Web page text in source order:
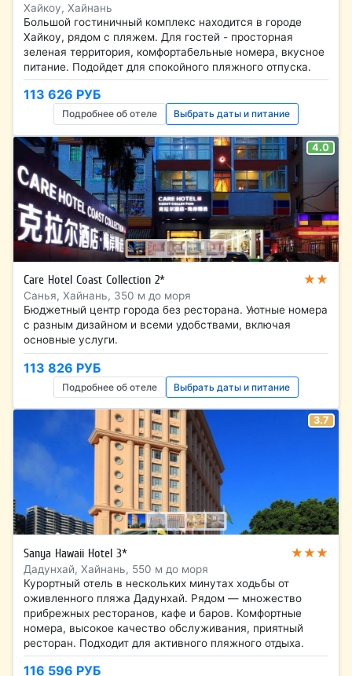
Хайкоу, Хайнань
Большой гостиничный комплекс находится в городе
Хайкоу, рядом с пляжем. Для гостей - просторная
зеленая территория, комфортабельные номера, вкусное
питание. Подойдет для спокойного пляжного отпуска.
113 626 РУБ
Подробнее об отеле Выбрать даты и питание
4.0
Care Hotel Coast Collection 2* ★★
Санья, Хайнань, 350 м до моря
Бюджетный центр города без ресторана. Уютные номера
с разным дизайном и всеми удобствами, включая
основные услуги.
113 826 РУБ
Подробнее об отеле Выбрать даты и питание
3.7
Sanya Hawaii Hotel 3* ★★★
Дадунхай, Хайнань, 550 м до моря
Курортный отель в нескольких минутах ходьбы от
оживленного пляжа Дадунхай. Рядом — множество
прибрежных ресторанов, кафе и баров. Комфортные
номера, высокое качество обслуживания, приятный
ресторан. Подходит для активного пляжного отдыха.
116 596 РУБ